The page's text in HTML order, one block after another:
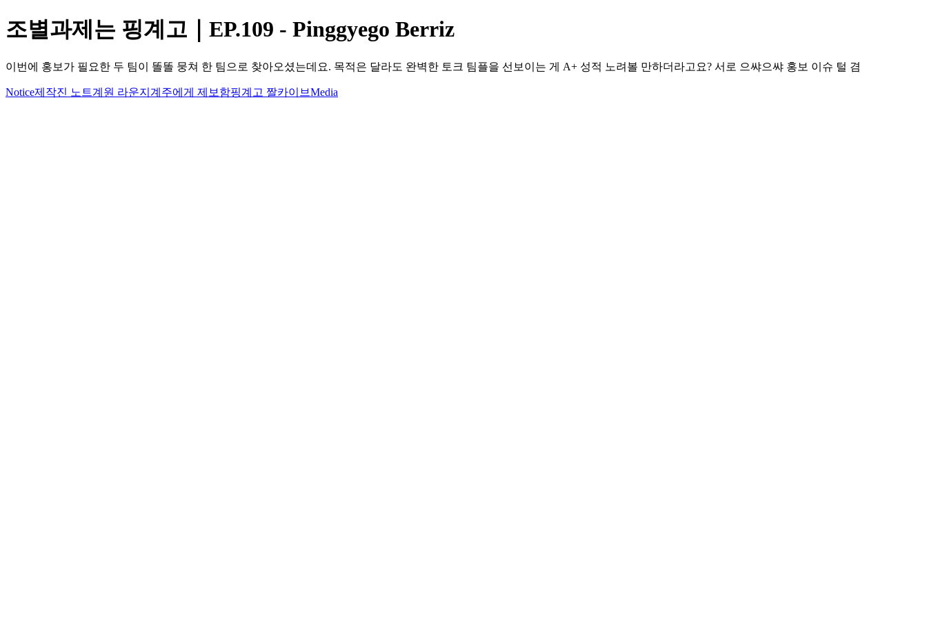
조별과제는 핑계고｜EP.109 - Pinggyego Berriz
이번에 홍보가 필요한 두 팀이 똘똘 뭉쳐 한 팀으로 찾아오셨는데요. 목적은 달라도 완벽한 토크 팀플을 선보이는 게 A+ 성적 노려볼 만하더라고요? 서로 으쌰으쌰 홍보 이슈 털 겸
Notice제작진 노트계원 라운지 계주에게 제보함핑계고 짤카이브Media